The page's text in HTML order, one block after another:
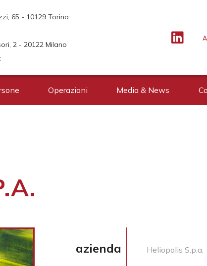
65 - 10129 Torino
2 - 20122 Milano
Operazioni Media & News
azienda Heliopolis S.p.a.